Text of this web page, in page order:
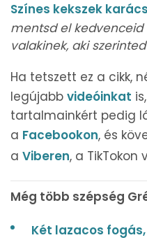
Színes kekszek
mentsd el
valakinek, aki
Ha tetszett ez a cikk,
legújabb videóinkat
tartalmainkért pedig
a Facebookon, és
a Viberen, a TikTokon
Még több szépség
Két lazacos